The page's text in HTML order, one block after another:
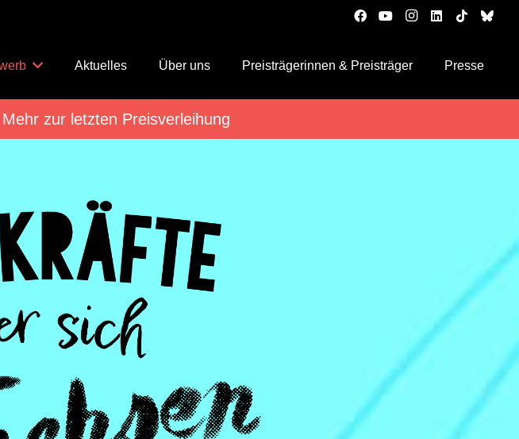
Aktuelles Über uns Preisträgerinnen & Preisträger Presse
Mehr zur letzten Preisverleihung